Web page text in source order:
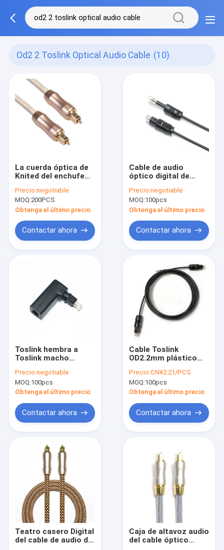
Od2 2 Toslink Optical Audio Cable (10)
La cuerda óptica de
Knited del enchufe
audio de TOSLINK
heló el teatro casero
de Soundbar del
CD/del DVD de Shell
el 1.2M For
Precio:negotiable
MOQ:200PCS
Obtenga el último precio
Contactar ahora
Cable de audio
óptico digital de
Toslink Digital
Optical SPDIF - Ultra-
Thin Male-Plus Male
para Mini Player
Precio:negotiable
MOQ:100pcs
Obtenga el último precio
Contactar ahora
Toslink hembra a
Toslink macho
ángulo recto
adaptador de cable
de audio convertidor
gira
Precio:negotiable
MOQ:100pcs
Obtenga el último precio
Contactar ahora
Cable Toslink
OD2.2mm plástico
macho/cable coaxial
macho 1-15M
Precio:CN¥2.21/PCS
MOQ:100pcs
Obtenga el último precio
Contactar ahora
Teatro casero Digital
del cable de audio de
Caja de altavoz audio
del cable óptico